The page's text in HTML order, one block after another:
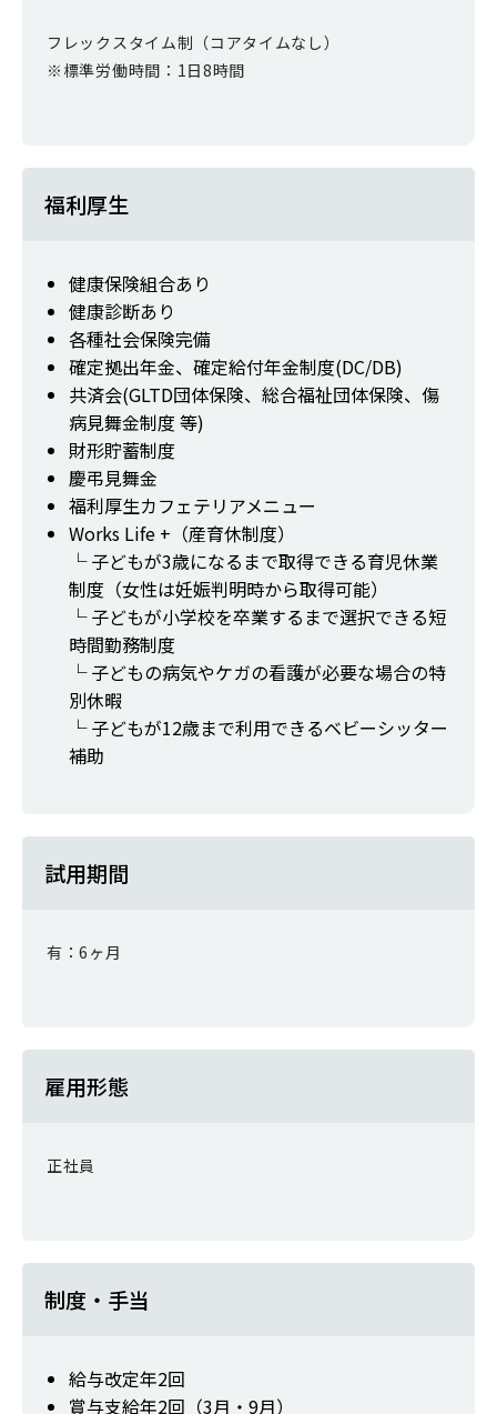
フレックスタイム制（コアタイムなし）
※標準労働時間：1日8時間
福利厚生
健康保険組合あり
健康診断あり
各種社会保険完備
確定拠出年金、確定給付年金制度(DC/DB)
共済会(GLTD団体保険、総合福祉団体保険、傷
病見舞金制度 等)
財形貯蓄制度
慶弔見舞金
福利厚生カフェテリアメニュー
Works Life +（産育休制度）
└ 子どもが3歳になるまで取得できる育児休業
制度（女性は妊娠判明時から取得可能）
└ 子どもが小学校を卒業するまで選択できる短
時間勤務制度
└ 子どもの病気やケガの看護が必要な場合の特
別休暇
└ 子どもが12歳まで利用できるベビーシッター
補助
試用期間
有：6ヶ月
雇用形態
正社員
制度・手当
給与改定年2回
賞与支給年2回（3月・9月）